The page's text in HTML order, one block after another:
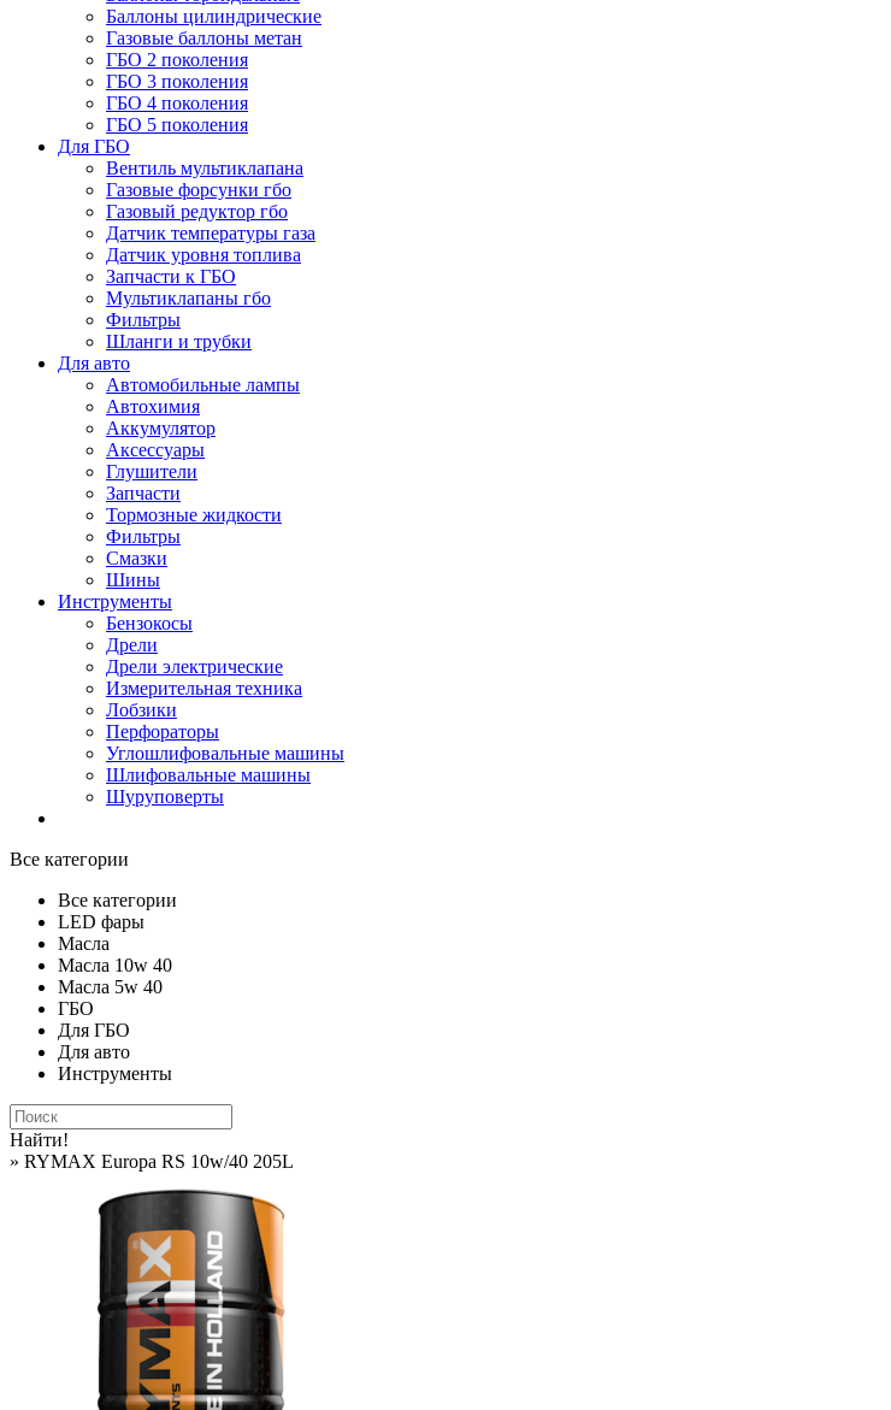
Баллоны цилиндрические
Газовые баллоны метан
ГБО 2 поколения
ГБО 3 поколения
ГБО 4 поколения
ГБО 5 поколения
Для ГБО
Вентиль мультиклапана
Газовые форсунки гбо
Газовый редуктор гбо
Датчик температуры газа
Датчик уровня топлива
Запчасти к ГБО
Мультиклапаны гбо
Фильтры
Шланги и трубки
Для авто
Автомобильные лампы
Автохимия
Аккумулятор
Аксессуары
Глушители
Запчасти
Тормозные жидкости
Фильтры
Смазки
Шины
Инструменты
Бензокосы
Дрели
Дрели электрические
Измерительная техника
Лобзики
Перфораторы
Углошлифовальные машины
Шлифовальные машины
Шуруповерты
Все категории
Все категории
LED фары
Масла
Масла 10w 40
Масла 5w 40
ГБО
Для ГБО
Для авто
Инструменты
Найти!
» RYMAX Europa RS 10w/40 205L